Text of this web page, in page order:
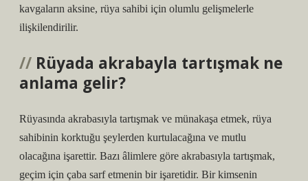
kavgaların aksine, rüya sahibi için olumlu gelişmelerle
ilişkilendirilir.
Rüyada akrabayla tartışmak ne
anlama gelir?
Rüyasında akrabasıyla tartışmak ve münakaşa etmek, rüya
sahibinin korktuğu şeylerden kurtulacağına ve mutlu
olacağına işarettir. Bazı âlimlere göre akrabasıyla tartışmak,
geçim için çaba sarf etmenin bir işaretidir. Bir kimsenin